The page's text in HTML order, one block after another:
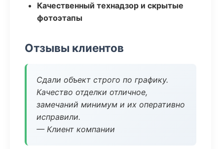
Качественный технадзор и скрытые
фотоэтапы
Отзывы клиентов
Сдали объект строго по графику.
Качество отделки отличное,
замечаний минимум и их оперативно
исправили.
— Клиент компании